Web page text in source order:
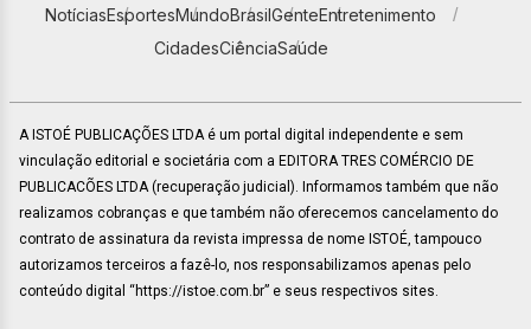
NotíciasEsportesMundoBrasilGenteEntretenimento
CidadesCiênciaSaúde
A ISTOÉ PUBLICAÇÕES LTDA é um portal digital independente e sem
vinculação editorial e societária com a EDITORA TRES COMÉRCIO DE
PUBLICACÕES LTDA (recuperação judicial). Informamos também que não
realizamos cobranças e que também não oferecemos cancelamento do
contrato de assinatura da revista impressa de nome ISTOÉ, tampouco
autorizamos terceiros a fazê-lo, nos responsabilizamos apenas pelo
conteúdo digital “https://istoe.com.br” e seus respectivos sites.